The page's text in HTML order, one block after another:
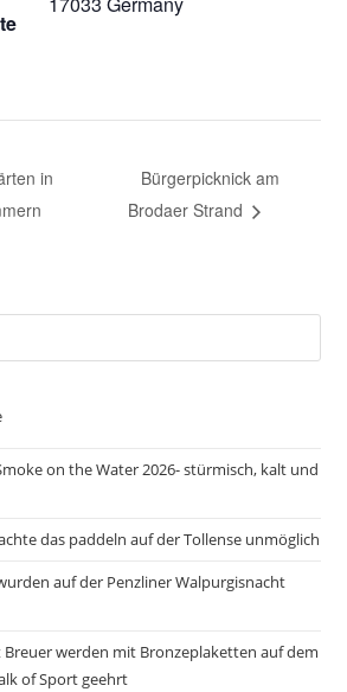
in
Bürgerpicknick am
Brodaer Strand
on the Water 2026- stürmisch, kalt und
das paddeln auf der Tollense unmöglich
auf der Penzliner Walpurgisnacht
werden mit Bronzeplaketten auf dem
of Sport geehrt